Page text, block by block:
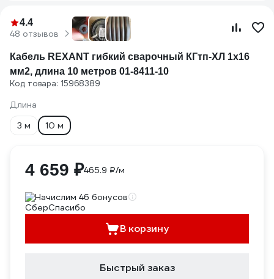
4.4
48 отзывов
Кабель REXANT гибкий сварочный КГтп-ХЛ 1х16
мм2, длина 10 метров 01-8411-10
Код товара: 15968389
Длина
3 м
10 м
4 659 ₽465.9 ₽/м
Начислим 46 бонусов
В корзину
Быстрый заказ